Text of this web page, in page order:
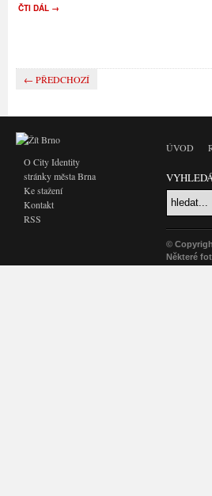
ČTI DÁL →
← PŘEDCHOZÍ
O City Identity
stránky města Brna
Ke stažení
Kontakt
RSS
ÚVOD
©
Některé